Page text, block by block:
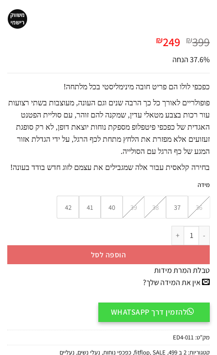
₪399 המחיר
היה:
₪399.
₪249
₪249.
37.6% הנחה
כפכפי לולו הם פריט חובה מינימליסטי בכל מלתחה!
פופולריים לאורך כל כך הרבה שנים וגם העונה, מעוצבות בשתי רצועות
עור רכות בצבע מטאלי עדין, שמקנה להם זוהר, עם סוליית הפטנט
האגדית של כפכפי פיטפלופ מספקת נוחות יוצאת דופן, לא רק סופגת
זעזועים אלא מפזרת את הלחץ מתחת לכף הרגל, על ידי הגדלת אזור
המגע של כף הרגל עם הסולייה.
בחירה קלאסית עבור אלה שמגבילים את עצמם לזוג חדש בודד בעונה!
מידה
36
37
38
39
40
41
42
כמות של ED4-011 / FITFLOP כפכף שתי רצועות לולו עור
הוספה לסל
טבלת המרת מידות
אין את המידה שלך?
להזמין דרך WHATSAPP
מק"ט: ED4-011
קטגוריות: 2 ב 499 ,
fitflop,SALE
, כפכפי נוחות, נעלי נשים, נעליים